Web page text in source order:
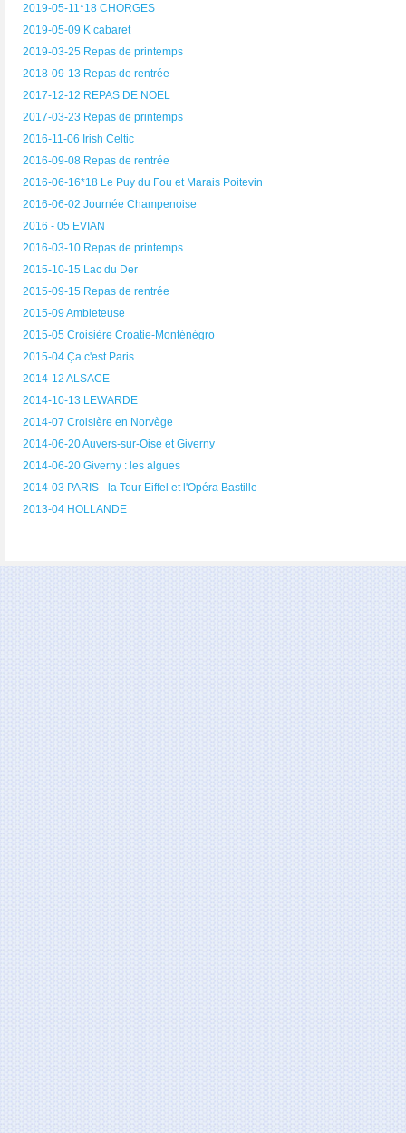
2019-05-11*18 CHORGES
2019-05-09 K cabaret
2019-03-25 Repas de printemps
2018-09-13 Repas de rentrée
2017-12-12 REPAS DE NOEL
2017-03-23 Repas de printemps
2016-11-06 Irish Celtic
2016-09-08 Repas de rentrée
2016-06-16*18 Le Puy du Fou et Marais Poitevin
2016-06-02 Journée Champenoise
2016 - 05 EVIAN
2016-03-10 Repas de printemps
2015-10-15 Lac du Der
2015-09-15 Repas de rentrée
2015-09 Ambleteuse
2015-05 Croisière Croatie-Monténégro
2015-04 Ça c'est Paris
2014-12 ALSACE
2014-10-13 LEWARDE
2014-07 Croisière en Norvège
2014-06-20 Auvers-sur-Oise et Giverny
2014-06-20 Giverny : les algues
2014-03 PARIS - la Tour Eiffel et l'Opéra Bastille
2013-04 HOLLANDE